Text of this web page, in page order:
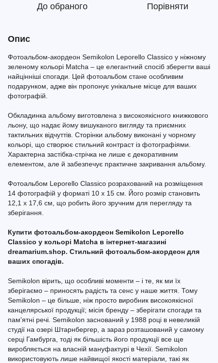
До обраного Порівняти
Опис
Фотоальбом-акордеон Semikolon Leporello Classico у ніжному
зеленому кольорі Matcha – це елегантний спосіб зберегти ваші
найцінніші спогади. Цей фотоальбом стане особливим
подарунком, адже він пропонує унікальне місце для ваших
фотографій.
Обкладинка альбому виготовлена з високоякісного книжкового
льону, що надає йому вишуканого вигляду та приємних
тактильних відчуттів. Сторінки альбому виконані у чорному
кольорі, що створює стильний контраст із фотографіями.
Характерна застібка-стрічка не лише є декоративним
елементом, але й забезпечує практичне закривання альбому.
Фотоальбом Leporello Classico розрахований на розміщення
14 фотографій у форматі 10 x 15 см. Його розмір становить
12,1 x 17,6 см, що робить його зручним для перегляду та
зберігання.
Купити фотоальбом-акордеон Semikolon Leporello
Classico у кольорі Matcha в інтернет-магазині
dreamarium.shop. Стильний фотоальбом-акордеон для
ваших спогадів.
Semikolon вірить, що особливі моменти – і те, як ми їх
зберігаємо – приносять радість та сенс у наше життя. Тому
Semikolon – це більше, ніж просто виробник високоякісної
канцелярської продукції; місія бренду – зберігати спогади та
пам'ятні речі. Semikolon заснований у 1988 році в невеликій
студії на озері Штарнбергер, а зараз розташований у самому
серці Гамбурга, тоді як більшість його продукції все ще
виробляється на власній мануфактурі в Чехії. Semikolon
використовують лише найвищої якості матеріали, такі як